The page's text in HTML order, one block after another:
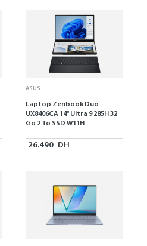
ASUS
Laptop Zenbook Duo
UX8406CA 14'' Ultra 9 285H 32
Go 2 To SSD W11H
26.490 DH